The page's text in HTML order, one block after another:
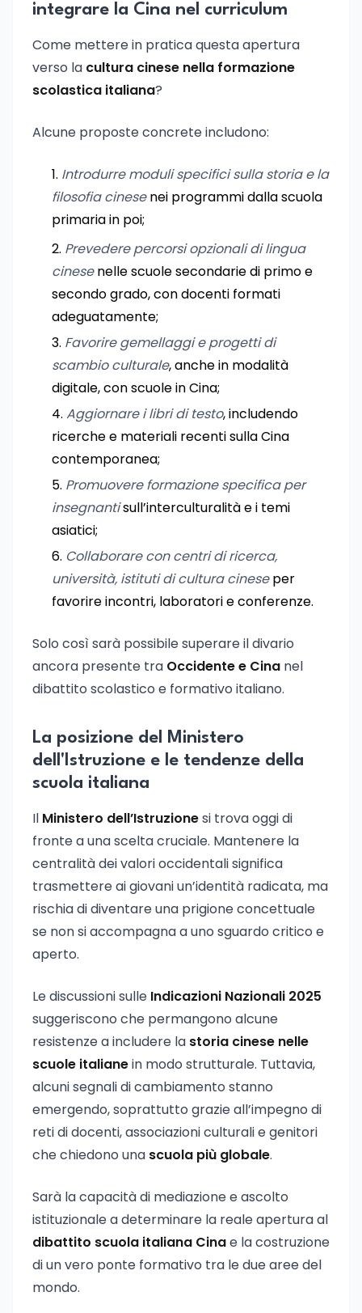
integrare la Cina nel curriculum
Come mettere in pratica questa apertura
verso la cultura cinese nella formazione
scolastica italiana?
Alcune proposte concrete includono:
Introdurre moduli specifici sulla storia e la
filosofia cinesenei programmi dalla scuola
primaria in poi;
Prevedere percorsi opzionali di lingua
cinesenelle scuole secondarie di primo e
secondo grado, con docenti formati
adeguatamente;
Favorire gemellaggi e progetti di
scambio culturale, anche in modalità
digitale, con scuole in Cina;
Aggiornare i libri di testo, includendo
ricerche e materiali recenti sulla Cina
contemporanea;
Promuovere formazione specifica per
insegnantisull’interculturalità e i temi
asiatici;
Collaborare con centri di ricerca,
università, istituti di cultura cineseper
favorire incontri, laboratori e conferenze.
Solo così sarà possibile superare il divario
ancora presente tra Occidente e Cina nel
dibattito scolastico e formativo italiano.
La posizione del Ministero
dell'Istruzione e le tendenze della
scuola italiana
Il Ministero dell’Istruzionesi trova oggi di
fronte a una scelta cruciale. Mantenere la
centralità dei valori occidentali significa
trasmettere ai giovani un’identità radicata, ma
rischia di diventare una prigione concettuale
se non si accompagna a uno sguardo critico e
aperto.
Le discussioni sulle Indicazioni Nazionali 2025
suggeriscono che permangono alcune
resistenze a includere la storia cinese nelle
scuole italianein modo strutturale. Tuttavia,
alcuni segnali di cambiamento stanno
emergendo, soprattutto grazie all’impegno di
reti di docenti, associazioni culturali e genitori
che chiedono una scuola più globale.
Sarà la capacità di mediazione e ascolto
istituzionale a determinare la reale apertura al
dibattito scuola italiana Cinae la costruzione
di un vero ponte formativo tra le due aree del
mondo.